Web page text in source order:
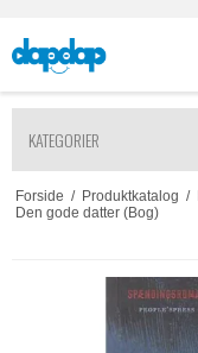
KATEGORIER
Forside / Produktkatalog /
Den gode datter (Bog)